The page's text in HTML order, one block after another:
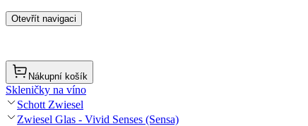
Otevřít navigaci
Nákupní košík
Skleničky na víno
Schott Zwiesel
Zwiesel Glas - Vivid Senses (Sensa)